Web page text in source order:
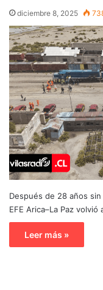
diciembre 8, 2025
Después de 28 años
EFE Arica–La Paz
Leer más »